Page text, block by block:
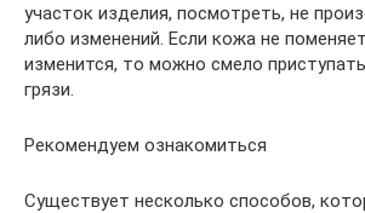
участок изделия, посмотреть, не
либо изменений. Если кожа не
изменится, то можно смело
грязи.
Рекомендуем ознакомиться
Существует несколько способов,